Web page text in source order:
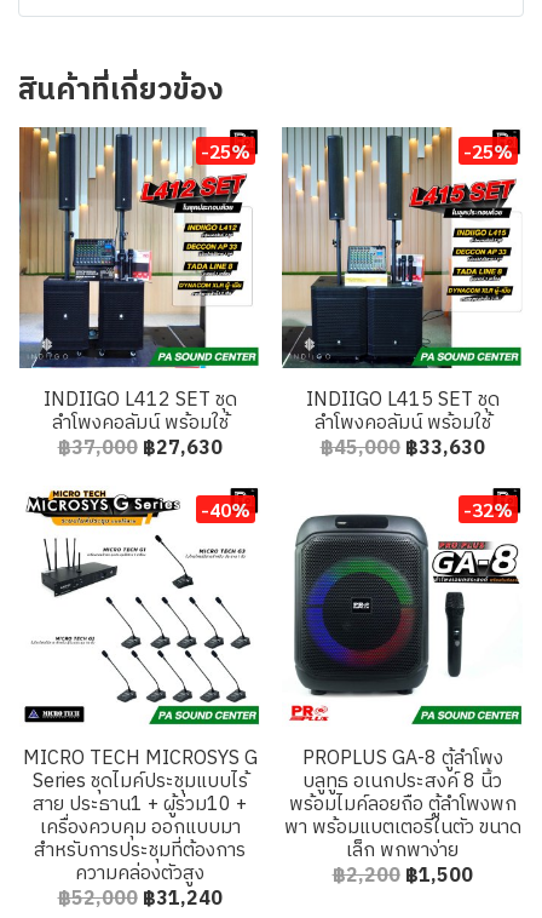
สินค้าที่เกี่ยวข้อง
-25%
INDIIGO L412 SET ชุด
ลำโพงคอลัมน์ พร้อมใช้
฿37,000 ฿27,630
-25%
INDIIGO L415 SET ชุด
ลำโพงคอลัมน์ พร้อมใช้
฿45,000 ฿33,630
-40%
MICRO TECH MICROSYS G
Series ชุดไมค์ประชุมแบบไร้
สาย ประธาน1 + ผู้ร่วม10 +
เครื่องควบคุม ออกแบบมา
สำหรับการประชุมที่ต้องการ
ความคล่องตัวสูง
฿52,000 ฿31,240
-32%
PROPLUS GA-8 ตู้ลำโพง
บลูทูธ อเนกประสงค์ 8 นิ้ว
พร้อมไมค์ลอยถือ ตู้ลำโพงพก
พา พร้อมแบตเตอรี่ในตัว ขนาด
เล็ก พกพาง่าย
฿2,200 ฿1,500